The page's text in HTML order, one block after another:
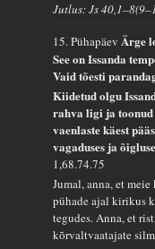
Jutlus: Js
15. Pühapäev Ärge
See on Issanda
Vaid tõesti
Kiidetud olgu
rahva ligi ja toonud
vaenlaste käest
vagaduses ja
1,68.74.75
Jumal, anna, et
pühade ajal kirikus
tegudes. Anna, et
kõrvaltvaatajate